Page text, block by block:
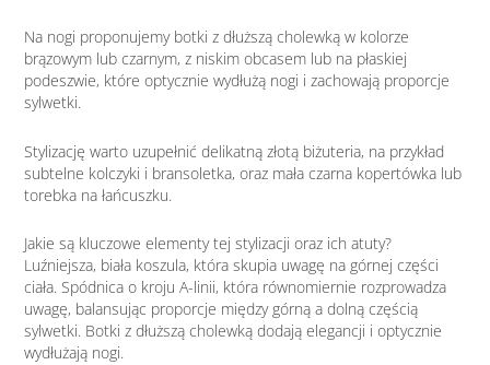
Na nogi proponujemy botki z dłuższą cholewką w kolorze
brązowym lub czarnym, z niskim obcasem lub na płaskiej
podeszwie, które optycznie wydłużą nogi i zachowają proporcje
sylwetki.
Stylizację warto uzupełnić delikatną złotą biżuteria, na przykład
subtelne kolczyki i bransoletka, oraz mała czarna kopertówka lub
torebka na łańcuszku.
Jakie są kluczowe elementy tej stylizacji oraz ich atuty?
Luźniejsza, biała koszula, która skupia uwagę na górnej części
ciała. Spódnica o kroju A-linii, która równomiernie rozprowadza
uwagę, balansując proporcje między górną a dolną częścią
sylwetki. Botki z dłuższą cholewką dodają elegancji i optycznie
wydłużają nogi.